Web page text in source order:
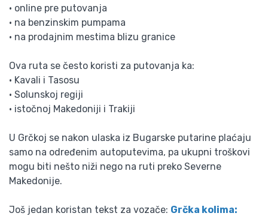
• online pre putovanja
• na benzinskim pumpama
• na prodajnim mestima blizu granice
Ova ruta se često koristi za putovanja ka:
• Kavali i Tasosu
• Solunskoj regiji
• istočnoj Makedoniji i Trakiji
U Grčkoj se nakon ulaska iz Bugarske putarine plaćaju
samo na određenim autoputevima, pa ukupni troškovi
mogu biti nešto niži nego na ruti preko Severne
Makedonije.
Još jedan koristan tekst za vozače: Grčka kolima: